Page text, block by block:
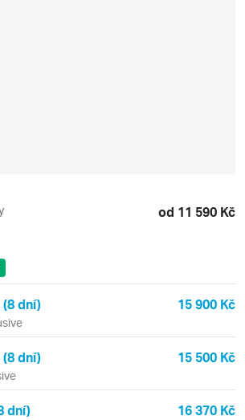
od 11 590 Kč
(8 dní) 15 900 Kč
(8 dní) 15 500 Kč
dní) 16 370 Kč